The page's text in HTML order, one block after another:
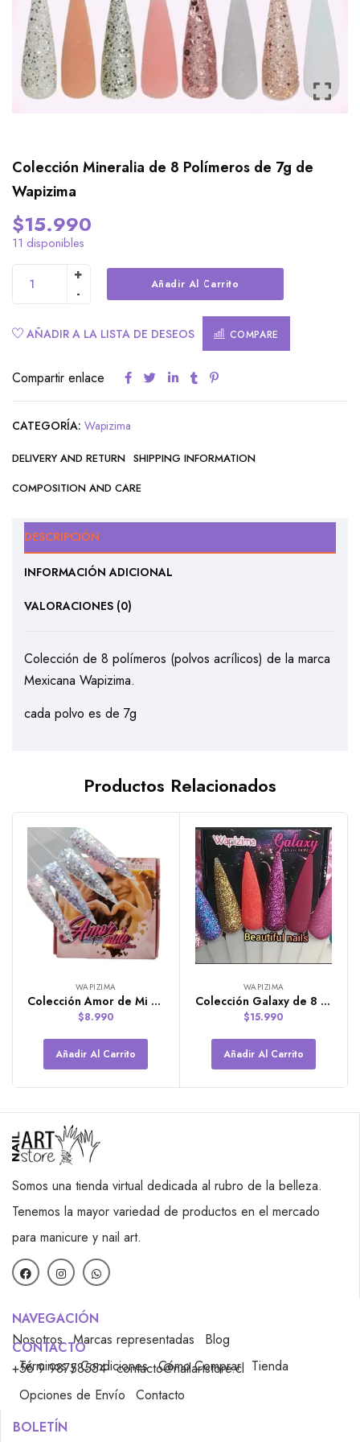
Colección Mineralia de 8 Polímeros de 7g de
Wapizima
$15.990
11 disponibles
Añadir Al Carrito
AÑADIR A LA LISTA DE DESEOS COMPARE
Compartir enlace
CATEGORÍA: Wapizima
DELIVERY AND RETURN SHIPPING INFORMATION
COMPOSITION AND CARE
DESCRIPCIÓN
INFORMACIÓN ADICIONAL
VALORACIONES (0)
Colección de 8 polímeros (polvos acrílicos) de la marca
Mexicana Wapizima.
cada polvo es de 7g
Productos Relacionados
WAPIZIMA
Colección Amor de Mi Vida de 4 Polímeros de 7g de Wapizima
$8.990
Añadir Al Carrito
WAPIZIMA
Colección Galaxy de 8 Polímeros de 7g de Wapizima
$15.990
Añadir Al Carrito
Somos una tienda virtual dedicada al rubro de la belleza.
Tenemos la mayor variedad de productos en el mercado
para manicure y nail art.
NAVEGACIÓN
Nosotros Marcas representadas
Blog
Términos y Condiciones Cómo Comprar Tienda
CONTACTO
+56 9 98758554 contacto@nailartstore.cl
Opciones de Envío
Contacto
BOLETÍN